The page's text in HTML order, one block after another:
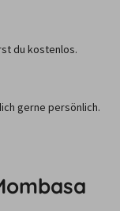
du kostenlos.
gerne persönlich.